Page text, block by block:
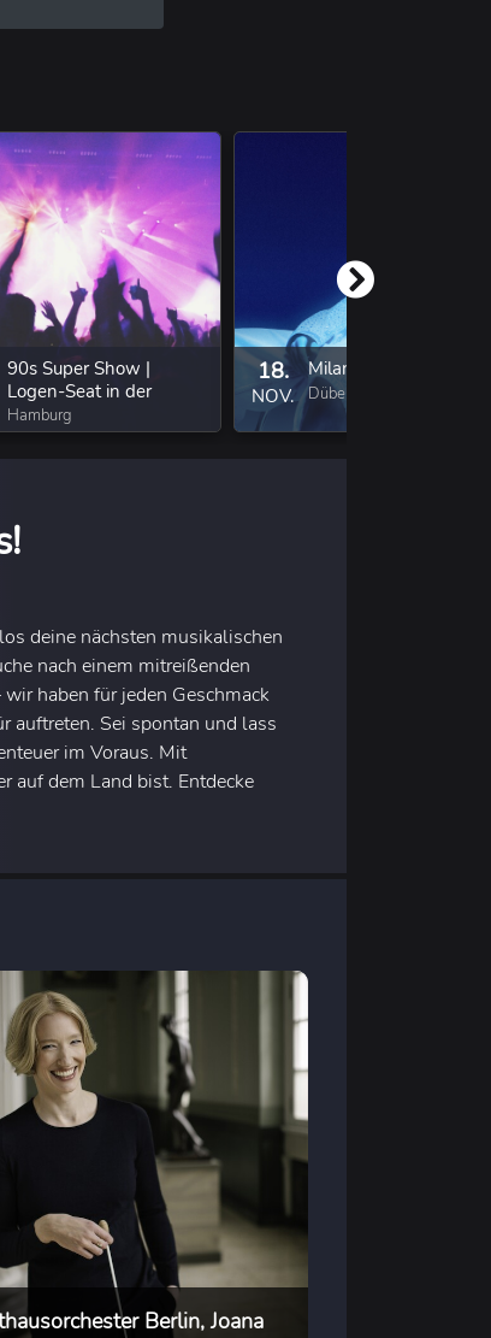
90s Super Show |
Logen-Seat in der
Ticketmaster Suite
Hamburg
18.
NOV.
Milano
Dübendorf
deine nächsten musikalischen
nach einem mitreißenden
haben für jeden Geschmack
auftreten. Sei spontan und lass
im Voraus. Mit
auf dem Land bist. Entdecke
Berlin, Joana